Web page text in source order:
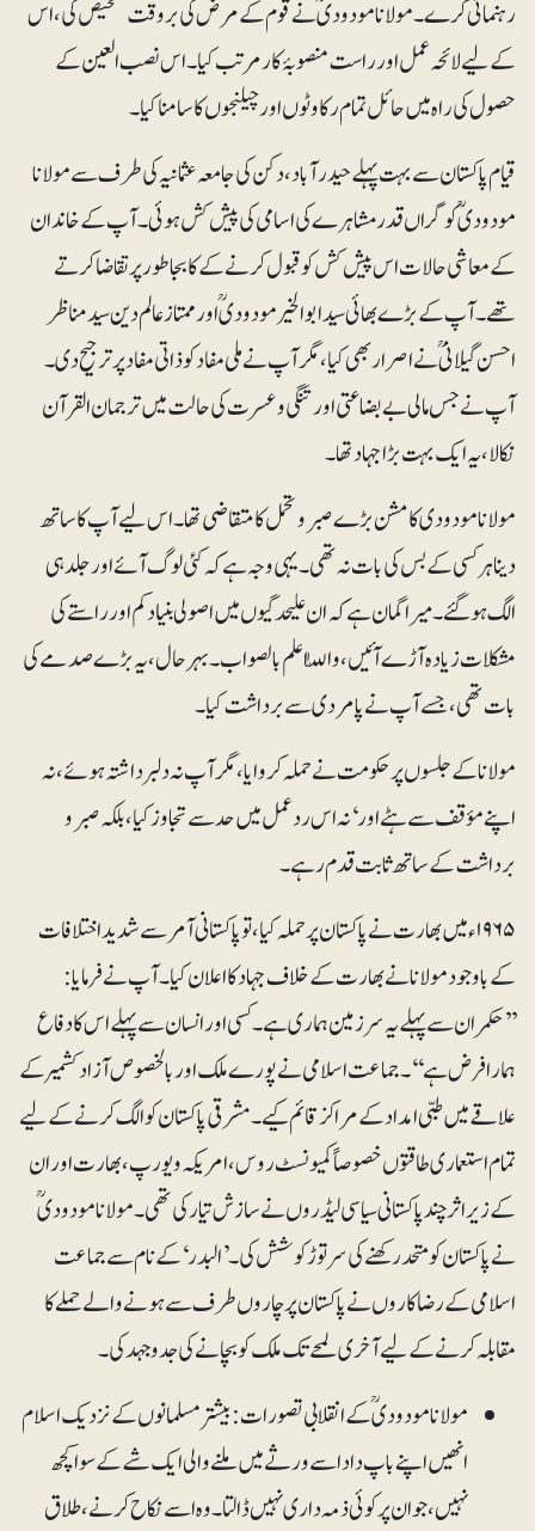
رہنمائی کرے۔ مولانا مودودیؒ نے قوم کے مرض کی بروقت تشخیص کی، اس
کے لیے لائحہ عمل اور راست منصوبۂ کار مرتب کیا۔ اس نصب العین کے
حصول کی راہ میں حائل تمام رکاوٹوں اور چیلنجوں کا سامنا کیا۔
قیام پاکستان سے بہت پہلے حیدر آباد، دکن کی جامعہ عثمانیہ کی طرف سے مولانا
مودودیؒ کو گراں قدر مشاہرے کی اسامی کی پیش کش ہوئی۔ آپ کے خاندان
کے معاشی حالات اس پیش کش کو قبول کرنے کے کا بجا طور پر تقاضا کرتے
تھے۔ آپ کے بڑے بھائی سیدابوالخیر مودودیؒ اور ممتاز عالم دین سید مناظر
احسن گیلانی ؒنے اصرار بھی کیا، مگر آپ نے ملی مفاد کو ذاتی مفاد پر ترجیح دی۔
آپ نے جس مالی بے بضاعتی اور تنگی و عسرت کی حالت میں ترجمان القرآن
نکالا، یہ ایک بہت بڑا جہاد تھا۔
مولانا مودودی کا مشن بڑے صبر و تحمل کا متقاضی تھا۔ اس لیے آپ کا ساتھ
دینا ہر کسی کے بس کی بات نہ تھی۔ یہی وجہ ہے کہ کئی لوگ آئے اور جلد ہی
الگ ہوگئے۔ میرا گمان ہے کہ ان علیحدگیوں میں اصولی بنیاد کم اور راستے کی
مشکلات زیادہ آڑے آئیں، واللّٰہ اعلم بالصواب۔ بہرحال، یہ بڑے صدمے کی
بات تھی، جسے آپ نے پامردی سے برداشت کیا۔
مولانا کے جلسوں پر حکومت نے حملہ کروایا، مگر آپ نہ دلبرداشتہ ہوئے، نہ
اپنے مؤقف سے ہٹے اور‘ نہ اس ردعمل میں حد سے تجاوز کیا، بلکہ صبر و
برداشت کے ساتھ ثابت قدم رہے۔
۱۹۶۵ء میں بھارت نے پاکستان پر حملہ کیا، تو پاکستانی آمر سے شدید اختلافات
کے باوجود مولانا نے بھارت کے خلاف جہاد کا اعلان کیا۔ آپ نے فرمایا:
’’حکمران سے پہلے یہ سرزمین ہماری ہے۔ کسی اور انسان سے پہلے اس کا دفاع
ہمارا فرض ہے‘‘۔ جماعت اسلامی نے پورے ملک اور بالخصوص آزاد کشمیر کے
علاقے میں طبی امداد کے مراکز قائم کیے۔ مشرقی پاکستان کو الگ کرنے کے لیے
تمام استعماری طاقتوں خصوصاً کمیونسٹ روس، امریکہ و یورپ، بھارت اوران
کے زیراثر چند پاکستانی سیاسی لیڈروں نے سازش تیار کی تھی۔ مولانا مودودیؒ
نے پاکستان کو متحد رکھنے کی سرتوڑ کوشش کی۔ ’البدر‘ کے نام سے جماعت
اسلامی کے رضاکاروں نے پاکستان پر چاروں طرف سے ہونے والے حملے کا
مقابلہ کرنے کے لیے آخری لمحے تک ملک کو بچانے کی جدوجہد کی۔
مولانا مودودیؒ کے انقلابی تصورات: بیشتر مسلمانوں کے نزدیک اسلام
انھیں اپنے باپ دادا سے ورثے میں ملنے والی ایک شے کے سوا کچھ
نہیں، جو ان پر کوئی ذمہ داری نہیں ڈالتا۔ وہ اسے نکاح کرنے، طلاق